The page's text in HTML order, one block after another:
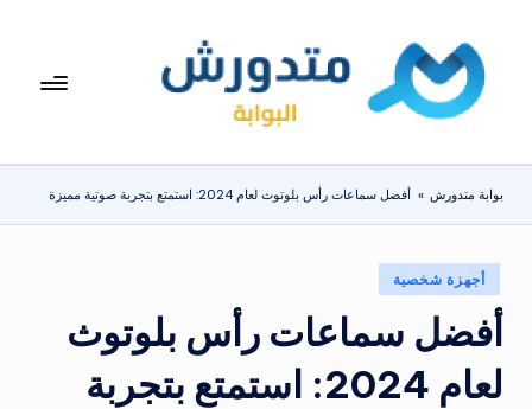
المحتوىبوا
مت
دو
ر
ش
تعرف
المنزلية
يومياً
بوابة متدورش » أفضل سماعات رأس بلوتوث لعام 2024: استمتع بتجربة صوتية مميزة
نُشر
في
أجهزة شخصية
أفضل سماعات رأس بلوتوث
لعام 2024: استمتع بتجربة